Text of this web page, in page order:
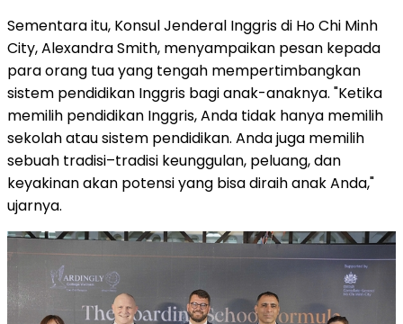
Sementara itu, Konsul Jenderal Inggris di Ho Chi Minh
City, Alexandra Smith, menyampaikan pesan kepada
para orang tua yang tengah mempertimbangkan
sistem pendidikan Inggris bagi anak-anaknya. "Ketika
memilih pendidikan Inggris, Anda tidak hanya memilih
sekolah atau sistem pendidikan. Anda juga memilih
sebuah tradisi–tradisi keunggulan, peluang, dan
keyakinan akan potensi yang bisa diraih anak Anda,"
ujarnya.